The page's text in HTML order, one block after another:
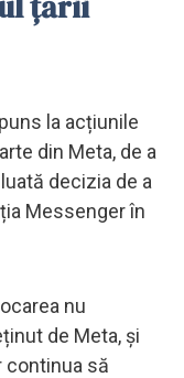
la acțiunile
din Meta, de a
decizia de a
Messenger în
nu
de Meta, și
continua să